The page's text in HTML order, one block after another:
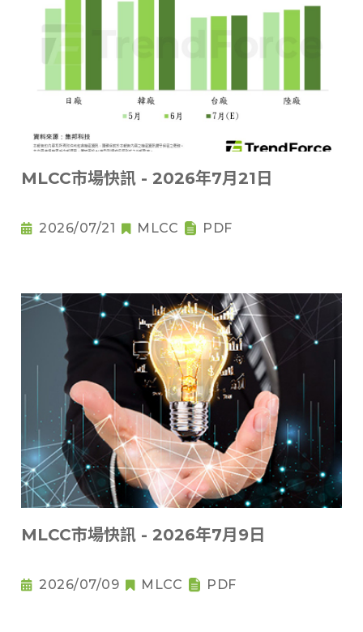
MLCC市場快訊 - 2026年7月21日
2026/07/21 MLCC PDF
MLCC市場快訊 - 2026年7月9日
2026/07/09 MLCC PDF